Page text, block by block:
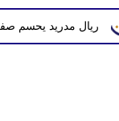
مدريد يحسم صفقة